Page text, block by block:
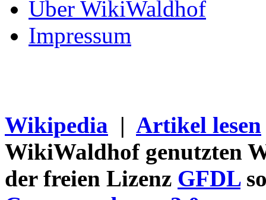
Über WikiWaldhof
Impressum
Wikipedia | Artikel lesen
WikiWaldhof genutzten
der freien Lizenz GFDL